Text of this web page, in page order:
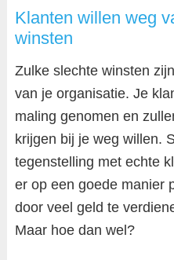
Klanten willen weg
winsten
Zulke slechte winsten
van je organisatie. Je
maling genomen en
krijgen bij je weg willen.
tegenstelling met echte
er op een goede manier
door veel geld te
Maar hoe dan wel?